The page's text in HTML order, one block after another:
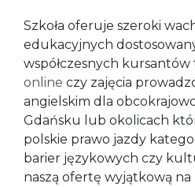
Szkoła oferuje szeroki
edukacyjnych
współczesnych kursantów
online czy zajęcia
angielskim dla
Gdańsku lub okolicach
polskie prawo jazdy
barier językowych czy
naszą ofertę wyjątkową